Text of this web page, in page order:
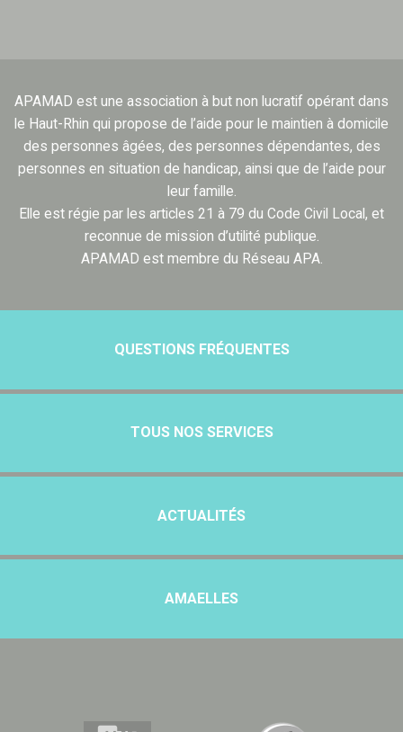
APAMAD est une association à but non lucratif opérant dans
le Haut-Rhin qui propose de l’aide pour le maintien à domicile
des personnes âgées, des personnes dépendantes, des
personnes en situation de handicap, ainsi que de l’aide pour
leur famille.
Elle est régie par les articles 21 à 79 du Code Civil Local, et
reconnue de mission d’utilité publique.
APAMAD est membre du Réseau APA.
QUESTIONS FRÉQUENTES
TOUS NOS SERVICES
ACTUALITÉS
AMAELLES